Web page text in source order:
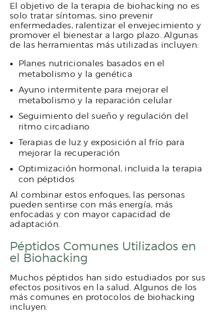
El objetivo de la terapia de biohacking no es
solo tratar síntomas, sino prevenir
enfermedades, ralentizar el envejecimiento y
promover el bienestar a largo plazo. Algunas
de las herramientas más utilizadas incluyen:
Planes nutricionales basados en el
metabolismo y la genética
Ayuno intermitente para mejorar el
metabolismo y la reparación celular
Seguimiento del sueño y regulación del
ritmo circadiano
Terapias de luz y exposición al frío para
mejorar la recuperación
Optimización hormonal, incluida la terapia
con péptidos
Al combinar estos enfoques, las personas
pueden sentirse con más energía, más
enfocadas y con mayor capacidad de
adaptación.
Péptidos Comunes Utilizados en
el Biohacking
Muchos péptidos han sido estudiados por sus
efectos positivos en la salud. Algunos de los
más comunes en protocolos de biohacking
incluyen: